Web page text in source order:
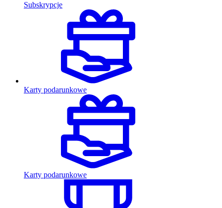
Subskrypcje
Karty podarunkowe
Karty podarunkowe